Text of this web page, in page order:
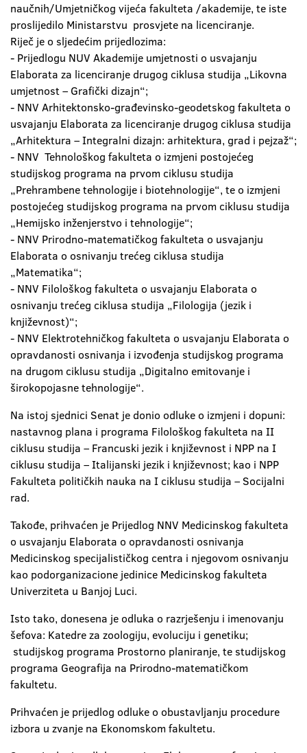
naučnih/Umjetničkog vijeća fakulteta /akademije, te iste
proslijedilo Ministarstvu prosvjete na licenciranje.
Riječ je o sljedećim prijedlozima:
- Prijedlogu NUV Akademije umjetnosti o usvajanju
Elaborata za licenciranje drugog ciklusa studija „Likovna
umjetnost – Grafički dizajn“;
- NNV Arhitektonsko-građevinsko-geodetskog fakulteta o
usvajanju Elaborata za licenciranje drugog ciklusa studija
„Arhitektura – Integralni dizajn: arhitektura, grad i pejzaž“;
- NNV Tehnološkog fakulteta o izmjeni postojećeg
studijskog programa na prvom ciklusu studija
„Prehrambene tehnologije i biotehnologije“, te o izmjeni
postojećeg studijskog programa na prvom ciklusu studija
„Hemijsko inženjerstvo i tehnologije“;
- NNV Prirodno-matematičkog fakulteta o usvajanju
Elaborata o osnivanju trećeg ciklusa studija
„Matematika“;
- NNV Filološkog fakulteta o usvajanju Elaborata o
osnivanju trećeg ciklusa studija „Filologija (jezik i
književnost)“;
- NNV Elektrotehničkog fakulteta o usvajanju Elaborata o
opravdanosti osnivanja i izvođenja studijskog programa
na drugom ciklusu studija „Digitalno emitovanje i
širokopojasne tehnologije“.
Na istoj sjednici Senat je donio odluke o izmjeni i dopuni:
nastavnog plana i programa Filološkog fakulteta na II
ciklusu studija – Francuski jezik i književnost i NPP na I
ciklusu studija – Italijanski jezik i književnost; kao i NPP
Fakulteta političkih nauka na I ciklusu studija – Socijalni
rad.
Takođe, prihvaćen je Prijedlog NNV Medicinskog fakulteta
o usvajanju Elaborata o opravdanosti osnivanja
Medicinskog specijalističkog centra i njegovom osnivanju
kao podorganizacione jedinice Medicinskog fakulteta
Univerziteta u Banjoj Luci.
Isto tako, donesena je odluka o razrješenju i imenovanju
šefova: Katedre za zoologiju, evoluciju i genetiku;
studijskog programa Prostorno planiranje, te studijskog
programa Geografija na Prirodno-matematičkom
fakultetu.
Prihvaćen je prijedlog odluke o obustavljanju procedure
izbora u zvanje na Ekonomskom fakultetu.